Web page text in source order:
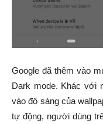
Google đã thêm vào
Dark mode. Khác với
vào độ sáng của
tự động, người dùng